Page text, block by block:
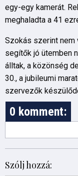
egy-egy kamerát.
meghaladta a 41
Szokás szerint nem
segítők jó ütemben
álltak, a közönség
30., a jubileumi
szervezők
0 komment:
Szólj hozzá: